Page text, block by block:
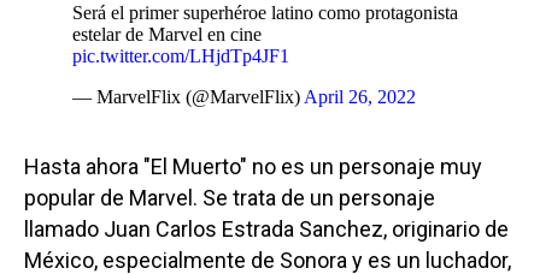
Será el primer superhéroe latino como protagonista
estelar de Marvel en cine
pic.twitter.com/LHjdTp4JF1
— MarvelFlix (@MarvelFlix) April 26, 2022
Hasta ahora "El Muerto" no es un personaje muy
popular de Marvel. Se trata de un personaje
llamado Juan Carlos Estrada Sanchez, originario de
México, especialmente de Sonora y es un luchador,